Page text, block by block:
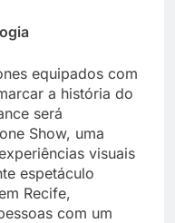
equipados com
a história do
será
Show, uma
visuais
espetáculo
Recife,
com um